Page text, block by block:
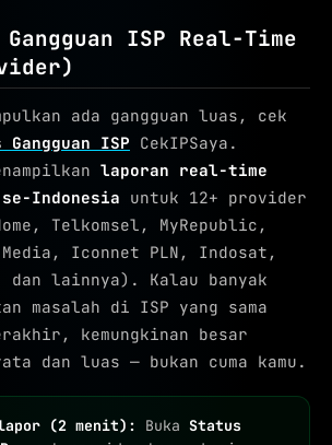
ISP Real-Time
ada gangguan luas, cek
ISP CekIPSaya.
laporan real-time
Indonesia untuk 12+ provider
Telkomsel, MyRepublic,
Iconnet PLN, Indosat,
dan lainnya). Kalau banyak
masalah di ISP yang sama
kemungkinan besar
dan luas — bukan cuma kamu.
(2 menit): BukaStatus